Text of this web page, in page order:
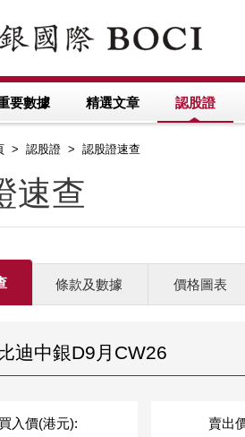
要數據 精選文章 認股證
> 認股證 > 認股證速查
速查
條款及數據 價格圖表
迪中銀D9月CW26
買入價(港元): 賣出